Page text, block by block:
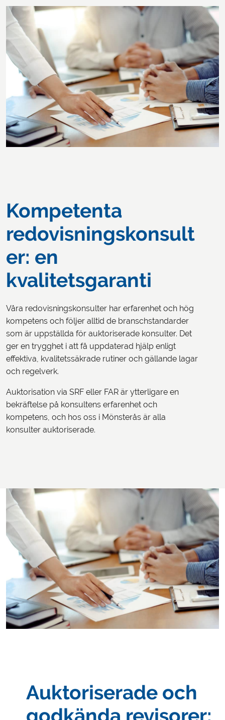
Kompetenta
redovisningskonsult
er: en
kvalitetsgaranti
Våra redovisningskonsulter har erfarenhet och hög
kompetens och följer alltid de branschstandarder
som är uppställda för auktoriserade konsulter. Det
ger en trygghet i att få uppdaterad hjälp enligt
effektiva, kvalitetssäkrade rutiner och gällande lagar
och regelverk.
Auktorisation via SRF eller FAR är ytterligare en
bekräftelse på konsultens erfarenhet och
kompetens, och hos oss i Mönsterås är alla
konsulter auktoriserade.
Auktoriserade och